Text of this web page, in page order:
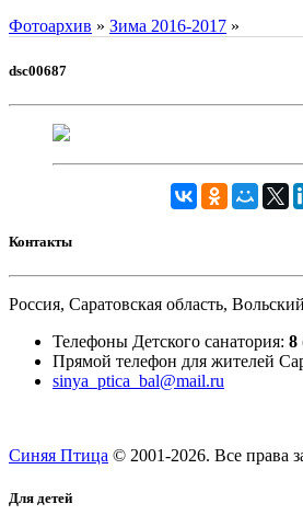
Фотоархив » Зима 2016-2017 »
dsc00687
Контакты
Россия, Саратовская область,
Телефоны Детского санатория: 8
Прямой телефон для жителей
sinya_ptica_bal@mail.ru
Синяя Птица © 2001-2026. Все права
Для детей